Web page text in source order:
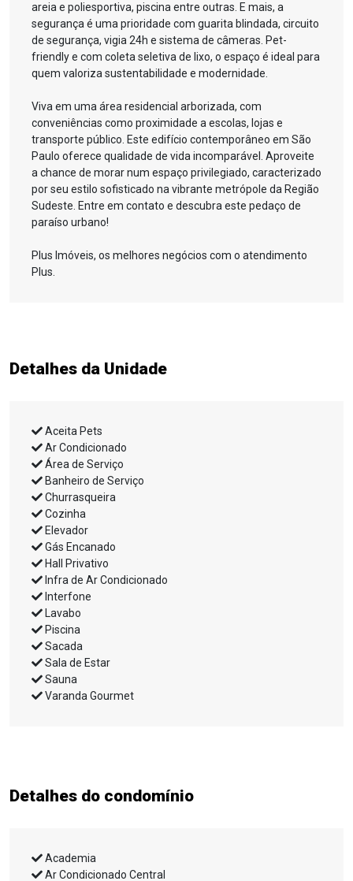
areia e poliesportiva, piscina entre outras. E mais, a
segurança é uma prioridade com guarita blindada, circuito
de segurança, vigia 24h e sistema de câmeras. Pet-
friendly e com coleta seletiva de lixo, o espaço é ideal para
quem valoriza sustentabilidade e modernidade.
Viva em uma área residencial arborizada, com
conveniências como proximidade a escolas, lojas e
transporte público. Este edifício contemporâneo em São
Paulo oferece qualidade de vida incomparável. Aproveite
a chance de morar num espaço privilegiado, caracterizado
por seu estilo sofisticado na vibrante metrópole da Região
Sudeste. Entre em contato e descubra este pedaço de
paraíso urbano!
Plus Imóveis, os melhores negócios com o atendimento
Plus.
Detalhes da Unidade
Aceita Pets
Ar Condicionado
Área de Serviço
Banheiro de Serviço
Churrasqueira
Cozinha
Elevador
Gás Encanado
Hall Privativo
Infra de Ar Condicionado
Interfone
Lavabo
Piscina
Sacada
Sala de Estar
Sauna
Varanda Gourmet
Detalhes do condomínio
Academia
Ar Condicionado Central